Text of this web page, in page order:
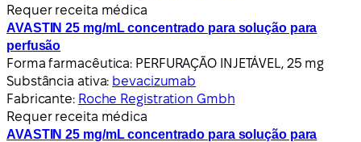
Requer receita médica
AVASTIN 25 mg/mL concentrado para solução para
perfusão
Forma farmacêutica: PERFURAÇÃO INJETÁVEL, 25 mg
Substância ativa: bevacizumab
Fabricante: Roche Registration Gmbh
Requer receita médica
AVASTIN 25 mg/mL concentrado para solução para